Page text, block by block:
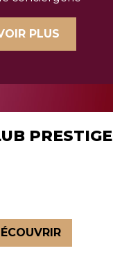
PLUS
PRESTIGE